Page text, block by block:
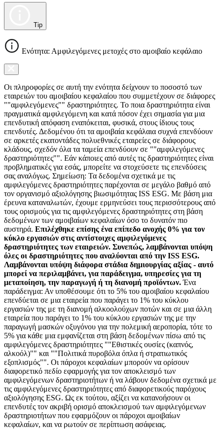
Tip
Ενότητα: Αμφιλεγόμενες μετοχές στο αμοιβαίο κεφάλαιο
Οι πληροφορίες σε αυτή την ενότητα δείχνουν το ποσοστό των
εταιρειών του αμοιβαίου κεφαλαίου που συμμετέχουν σε διάφορες
""αμφιλεγόμενες"" δραστηριότητες. Το ποια δραστηριότητα είναι
πραγματικά αμφιλεγόμενη και κατά πόσον έχει σημασία για μια
επενδυτική απόφαση εναπόκειται, φυσικά, στους ίδιους τους
επενδυτές. Δεδομένου ότι τα αμοιβαία κεφάλαια συχνά επενδύουν
σε αρκετές εκατοντάδες πολυεθνικές εταιρείες σε διάφορους
κλάδους, σχεδόν όλα τα ταμεία επενδύουν σε ""αμφιλεγόμενες
δραστηριότητες"". Εάν κάποιες από αυτές τις δραστηριότητες είναι
προβληματικές για εσάς, μπορείτε να στοχεύσετε τις επενδύσεις
σας αναλόγως. Σημείωση: Τα δεδομένα σχετικά με τις
αμφιλεγόμενες δραστηριότητες παρέχονται σε μεγάλο βαθμό από
τον οργανισμό αξιολόγησης βιωσιμότητας ISS ESG. Με βάση μια
έρευνα καταναλωτών, έχουμε ερμηνεύσει τους περισσότερους από
τους ορισμούς για τις αμφιλεγόμενες δραστηριότητες στη βάση
δεδομένων των αμοιβαίων κεφαλαίων όσο το δυνατόν πιο
αυστηρά. Επιλέχθηκε επίσης ένα επίπεδο ανοχής 0% για τον
κύκλο εργασιών στις αντίστοιχες αμφιλεγόμενες
δραστηριότητες των εταιρειών. Συνεπώς, λαμβάνονται υπόψη
όλες οι δραστηριότητες που αναλύονται από την ISS ESG.
Λαμβάνονται υπόψη διάφορα στάδια δημιουργίας αξίας - αυτό
μπορεί να περιλαμβάνει, για παράδειγμα, υπηρεσίες για τη
μεταποίηση, την παραγωγή ή τη διανομή προϊόντων.Ένα
παράδειγμα: Αν υποθέσουμε ότι το 5% του αμοιβαίου κεφαλαίου
επενδύεται σε μια εταιρεία που παράγει το 1% του κύκλου
εργασιών της με τη διανομή αλκοολούχων ποτών και σε μια άλλη
εταιρεία που παράγει το 1% του κύκλου εργασιών της με την
παραγωγή μασκών οξυγόνου για την πολεμική αεροπορία, τότε το
5% για κάθε μια εμφανίζεται στη βάση δεδομένων πίσω από τις
αμφιλεγόμενες δραστηριότητες ""Εθιστικές ουσίες (καπνός,
αλκοόλ)"" και ""Πολιτικά πυροβόλα όπλα ή στρατιωτικός
εξοπλισμός"". Οι πάροχοι κεφαλαίων μπορούν να ορίσουν
διαφορετικό πεδίο εφαρμογής για τον αποκλεισμό των
αμφιλεγόμενων δραστηριοτήτων ή να λάβουν δεδομένα σχετικά με
τις αμφιλεγόμενες δραστηριότητες από διαφορετικούς παρόχους
αξιολόγησης ESG. Ως εκ τούτου, αξίζει να κατανοήσουν οι
επενδυτές τον ακριβή ορισμό αποκλεισμού των αμφιλεγόμενων
δραστηριοτήτων που εφαρμόζουν οι πάροχοι αμοιβαίων
κεφαλαίων, και να ρωτούν σε περίπτωση ασάφειας.